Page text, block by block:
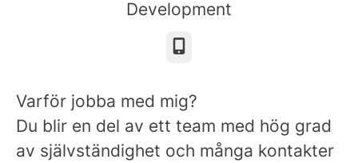
Development
Phone
Varför jobba med mig?
Du blir en del av ett team med hög grad
av självständighet och många kontakter